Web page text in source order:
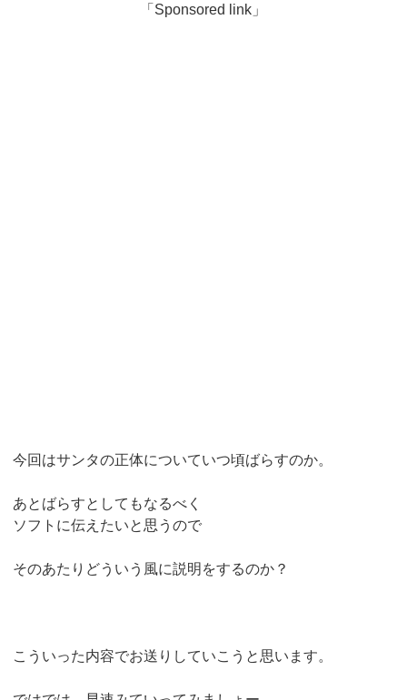
「Sponsored link」
今回はサンタの正体についていつ頃ばらすのか。
あとばらすとしてもなるべく
ソフトに伝えたいと思うので
そのあたりどういう風に説明をするのか？
こういった内容でお送りしていこうと思います。